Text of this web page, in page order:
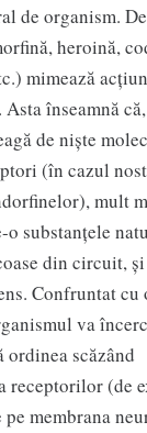
de organism.
heroină,
mimează
înseamnă
de niște
(în cazul
mult
o substanțele
din circuit,
Confruntat cu
va
ordinea scăzând
receptorilor (de
membrana